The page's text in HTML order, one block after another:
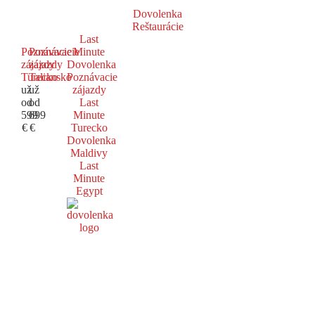
Dovolenka
Reštaurácie
Poznávacie
zájazdy
Turecko
už
od
599
€
Poznávacie
zájazdy
Taliansko
už
od
699
€
Last
Minute
Dovolenka
Poznávacie
zájazdy
Last
Minute
Turecko
Dovolenka
Maldivy
Last
Minute
Egypt